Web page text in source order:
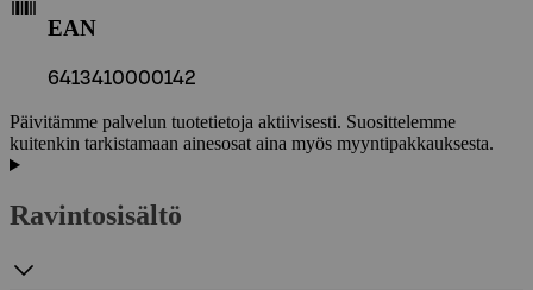
EAN
6413410000142
Päivitämme palvelun tuotetietoja aktiivisesti. Suosittelemme
kuitenkin tarkistamaan ainesosat aina myös myyntipakkauksesta.
Ravintosisältö